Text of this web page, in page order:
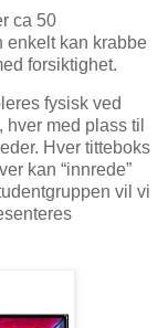
ca 50
enkelt kan krabbe
forsiktighet.
fysisk ved
med plass til
Hver titteboks
kan “innrede”
vil vi